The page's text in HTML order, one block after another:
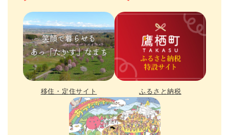
移住・定住サイト ふるさと納税